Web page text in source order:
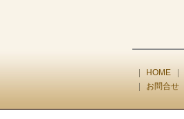
HOME
お問合せ